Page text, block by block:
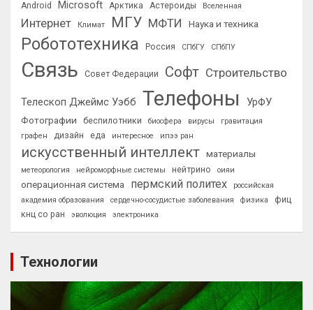
Android Microsoft Арктика Астероиды Вселенная
Интернет Климат МГУ МФТИ Наука и техника
Робототехника Россия СПбГУ СПбПУ
Связь Совет Федерации Софт Строительство
Телескоп Джеймс Уэбб Телефоны УрФУ
Фотографии беспилотники биосфера вирусы
гравитация
графен
дизайн еда интересное ипээ ран
искусственный интеллект материалы
метеорология нейроморфные системы нейтрино оияи
операционная система пермский политех
российская
академия образования
сердечно-сосудистые заболевания физика
фиц
кнц со ран
эволюция электроника
Технологии